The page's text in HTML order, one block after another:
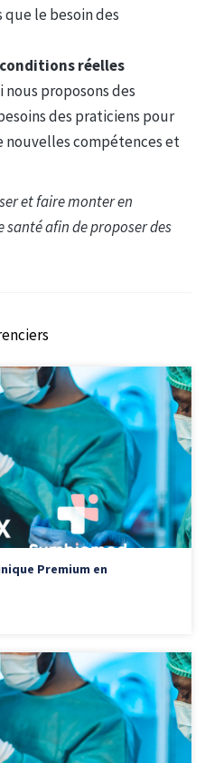
que le besoin des
réelles
nous proposons des
des praticiens pour
compétences et
et faire monter en
santé afin de proposer des
Premium en